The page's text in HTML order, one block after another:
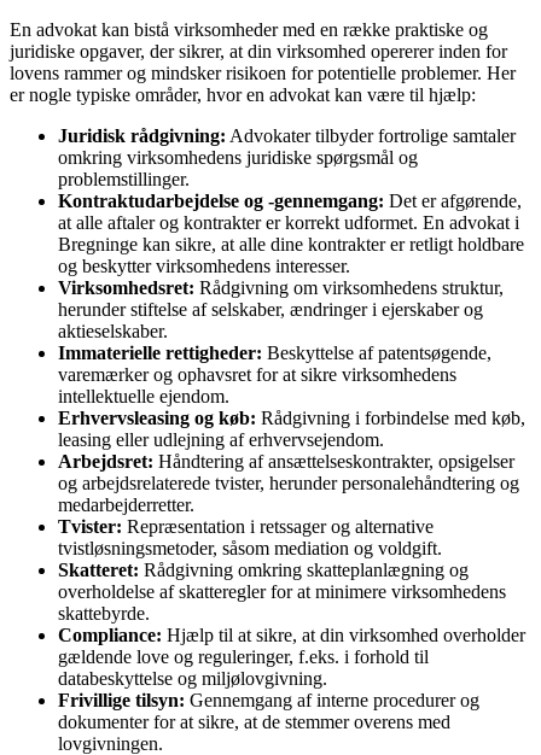
En advokat kan bistå virksomheder med en række praktiske og
juridiske opgaver, der sikrer, at din virksomhed opererer inden for
lovens rammer og mindsker risikoen for potentielle problemer. Her
er nogle typiske områder, hvor en advokat kan være til hjælp:
Juridisk rådgivning: Advokater tilbyder fortrolige samtaler
omkring virksomhedens juridiske spørgsmål og
problemstillinger.
Kontraktudarbejdelse og -gennemgang: Det er afgørende,
at alle aftaler og kontrakter er korrekt udformet. En advokat i
Bregninge kan sikre, at alle dine kontrakter er retligt holdbare
og beskytter virksomhedens interesser.
Virksomhedsret: Rådgivning om virksomhedens struktur,
herunder stiftelse af selskaber, ændringer i ejerskaber og
aktieselskaber.
Immaterielle rettigheder: Beskyttelse af patentsøgende,
varemærker og ophavsret for at sikre virksomhedens
intellektuelle ejendom.
Erhvervsleasing og køb: Rådgivning i forbindelse med køb,
leasing eller udlejning af erhvervsejendom.
Arbejdsret: Håndtering af ansættelseskontrakter, opsigelser
og arbejdsrelaterede tvister, herunder personalehåndtering og
medarbejderretter.
Tvister: Repræsentation i retssager og alternative
tvistløsningsmetoder, såsom mediation og voldgift.
Skatteret: Rådgivning omkring skatteplanlægning og
overholdelse af skatteregler for at minimere virksomhedens
skattebyrde.
Compliance: Hjælp til at sikre, at din virksomhed overholder
gældende love og reguleringer, f.eks. i forhold til
databeskyttelse og miljølovgivning.
Frivillige tilsyn: Gennemgang af interne procedurer og
dokumenter for at sikre, at de stemmer overens med
lovgivningen.